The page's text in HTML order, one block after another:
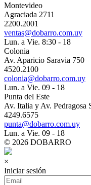
Montevideo
Agraciada 2711
2200.2001
ventas@dobarro.com.uy
Lun. a Vie. 8:30 - 18
Colonia
Av. Aparicio Saravia 750
4520.2100
colonia@dobarro.com.uy
Lun. a Vie. 09 - 18
Punta del Este
Av. Italia y Av. Pedragosa
4249.6575
punta@dobarro.com.uy
Lun. a Vie. 09 - 18
© 2026 DOBARRO
×
Iniciar sesión